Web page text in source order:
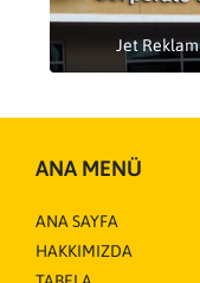
Jet Reklam
ANA MENÜ
ANA SAYFA
HAKKIMIZDA